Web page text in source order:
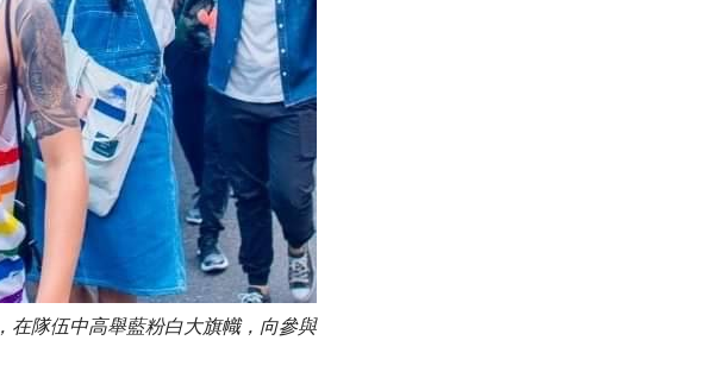
在隊伍中高舉藍粉白大旗幟，向參與